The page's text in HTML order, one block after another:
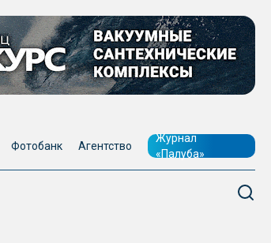
Фотобанк Агентство
Журнал
«Палуба»